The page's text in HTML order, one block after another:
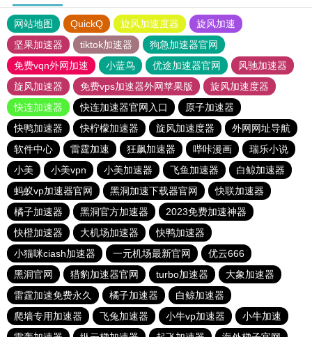
网站地图 QuickQ 旋风加速度器
旋风加速
坚果加速器
tiktok加速器
狗急加速器官网
免费vqn外网加速
小蓝鸟 优途加速器官网
风驰加速器
旋风加速器
免费vps加速器外网苹果版
旋风加速度器
快连加速器
快连加速器官网入口
原子加速器
快鸭加速器
快柠檬加速器 旋风加速度器
外网网址导航
软件中心
雷霆加速 狂飙加速器 哔咔漫画
瑞乐小说
小美
小美vpn 小美加速器 飞鱼加速器
白鲸加速器
蚂蚁vp加速器官网
黑洞加速下载器官网
快联加速器
橘子加速器
黑洞官方加速器
2023免费加速神器
快橙加速器
大机场加速器
快鸭加速器
小猫咪ciash加速器
一元机场最新官网
优云666
黑洞官网
猎豹加速器官网 turbo加速器
大象加速器
雷霆加速免费永久
橘子加速器
白鲸加速器
爬墙专用加速器
飞兔加速器 小牛vp加速器
小牛加速